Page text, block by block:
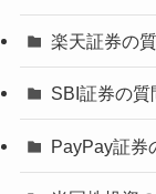
楽天証券の
SBI証券の質
PayPay証券